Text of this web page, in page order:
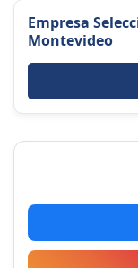
Empresa
Montevideo